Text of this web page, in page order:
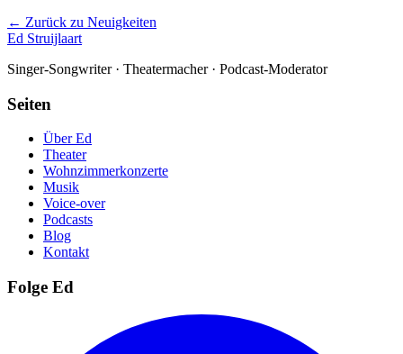
← Zurück zu Neuigkeiten
Ed Struijlaart
Singer-Songwriter · Theatermacher · Podcast-Moderator
Seiten
Über Ed
Theater
Wohnzimmerkonzerte
Musik
Voice-over
Podcasts
Blog
Kontakt
Folge Ed